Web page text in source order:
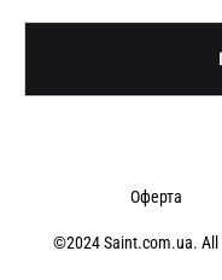
©2024 Saint.com.ua. All
Оферта